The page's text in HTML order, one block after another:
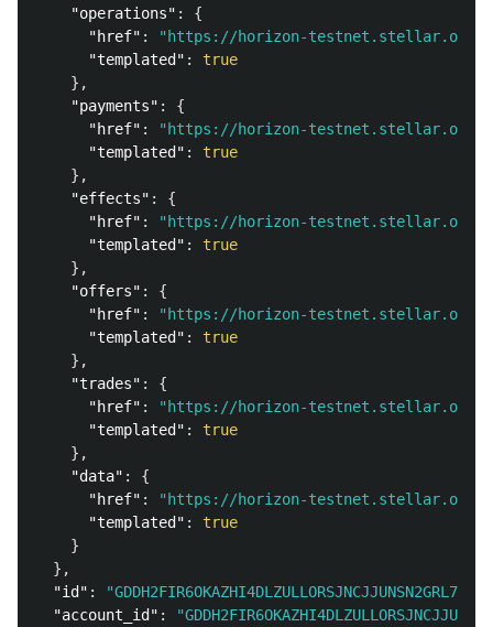
"operations" :
{
"href" :
"https://horizon-testnet.stellar.org/
"templated" :
true
},
"payments" :
{
"href" :
"https://horizon-testnet.stellar.org/
"templated" :
true
},
"effects" :
{
"href" :
"https://horizon-testnet.stellar.org/
"templated" :
true
},
"offers" :
{
"href" :
"https://horizon-testnet.stellar.org/
"templated" :
true
},
"trades" :
{
"href" :
"https://horizon-testnet.stellar.org/
"templated" :
true
},
"data" :
{
"href" :
"https://horizon-testnet.stellar.org/
"templated" :
true
}
},
"id" :
"account_id" :